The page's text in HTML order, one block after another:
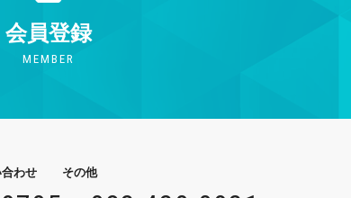
会員登録
MEMBER
わせ その他